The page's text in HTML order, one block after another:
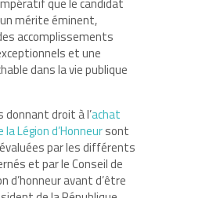
mérite éminent,
accomplissements
et une
dans la vie publique
donnant droit à l’achat
la Légion d’Honneursont
par les différents
et par le Conseil de
d’honneur avant d’être